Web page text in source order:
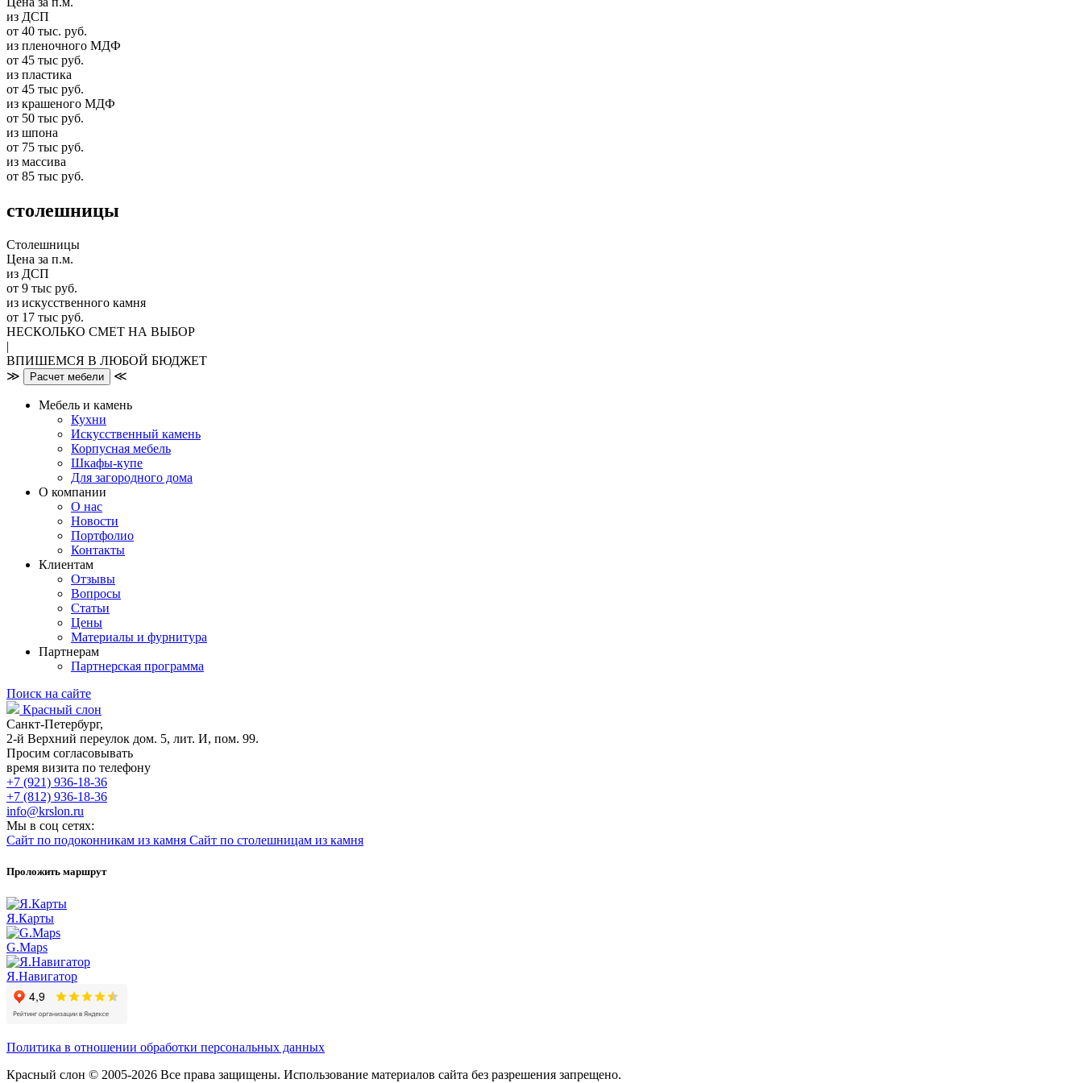
из ДСП
от 40 тыс. руб.
из пленочного МДФ
от 45 тыс руб.
из пластика
от 45 тыс руб.
из крашеного МДФ
от 50 тыс руб.
из шпона
от 75 тыс руб.
из массива
от 85 тыс руб.
столешницы
Столешницы
Цена за п.м.
из ДСП
от 9 тыс руб.
из искусственного камня
от 17 тыс руб.
НЕСКОЛЬКО СМЕТ НА ВЫБОР
|
ВПИШЕМСЯ В ЛЮБОЙ БЮДЖЕТ
≫
Расчет мебели ≪
Мебель и камень
Кухни
Искусственный камень
Корпусная мебель
Шкафы-купе
Для загородного дома
О компании
О нас
Новости
Портфолио
Контакты
Клиентам
Отзывы
Вопросы
Статьи
Цены
Материалы и фурнитура
Партнерам
Партнерская программа
Поиск на сайте
Красный слон
Санкт-Петербург,
2-й Верхний переулок дом. 5, лит. И, пом. 99.
Просим согласовывать
время визита по телефону
+7 (921) 936-18-36
+7 (812) 936-18-36
info@krslon.ru
Мы в соц сетях:
Сайт по подоконникам из камня Сайт по столешницам из камня
Проложить маршрут
Я.Карты
G.Maps
Я.Навигатор
Политика в отношении обработки персональных данных
Красный слон © 2005-2026 Все права защищены. Использование материалов сайта без разрешения запрещено.